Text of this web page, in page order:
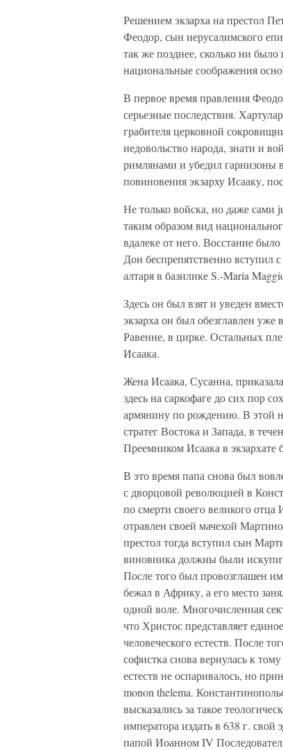
Решением экзарха на престол
Феодор, сын иерусалимского
так же позднее, сколько ни
национальные соображения
В первое время правления
серьезные последствия.
грабителя церковной
недовольство народа, знати и
римлянами и убедил гарнизоны
повиновения экзарху Исааку,
Не только войска, но даже
таким образом вид
вдалеке от него. Восстание
Дон беспрепятственно
алтаря в базилике S.-Maria
Здесь он был взят и уведен
экзарха он был обезглавлен
Равенне, в цирке. Остальных
Исаака.
Жена Исаака, Сусанна,
здесь на саркофаге до сих пор
армянину по рождению. В этой
стратег Востока и Запада, в
Преемником Исаака в
В это время папа снова был
с дворцовой революцией в
по смерти своего великого
отравлен своей мачехой
престол тогда вступил сын
виновника должны были
После того был провозглашен
бежал в Африку, а его место
одной воле. Многочисленная
что Христос представляет
человеческого естеств. После
софистка снова вернулась к
естеств не оспаривалось, но
monon thelema.
высказались за такое
императора издать в 638 г. свой
папой Иоанном IV